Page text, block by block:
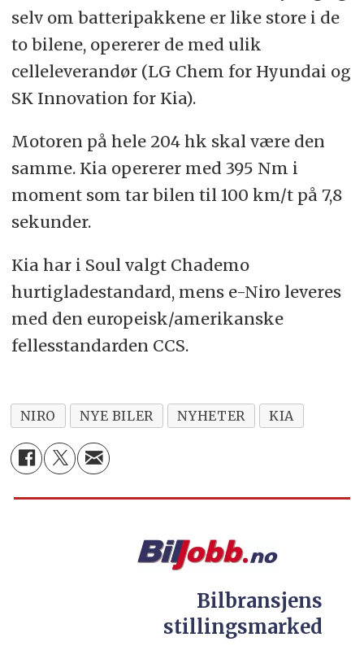
selv om batteripakkene er like store i de
to bilene, opererer de med ulik
celleleverandør (LG Chem for Hyundai og
SK Innovation for Kia).
Motoren på hele 204 hk skal være den
samme. Kia opererer med 395 Nm i
moment som tar bilen til 100 km/t på 7,8
sekunder.
Kia har i Soul valgt Chademo
hurtigladestandard, mens e-Niro leveres
med den europeisk/amerikanske
fellesstandarden CCS.
NIRO NYE BILER NYHETER KIA
Bilbransjens
stillingsmarked